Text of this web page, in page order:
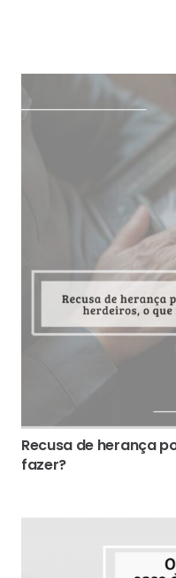
Recusa de herança
fazer?